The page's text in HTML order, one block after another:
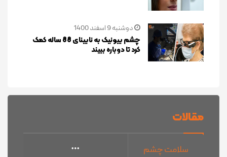
دوشنبه 9 اسفند 1400
چشم بیونیک به نابینای 88 ساله کمک
کرد تا دوباره ببیند
مقالات
سلامت چشم